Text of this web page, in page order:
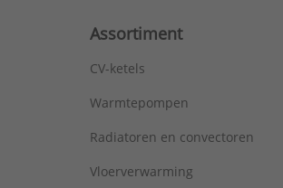
Assortiment
CV-ketels
Warmtepompen
Radiatoren en convectoren
Vloerverwarming